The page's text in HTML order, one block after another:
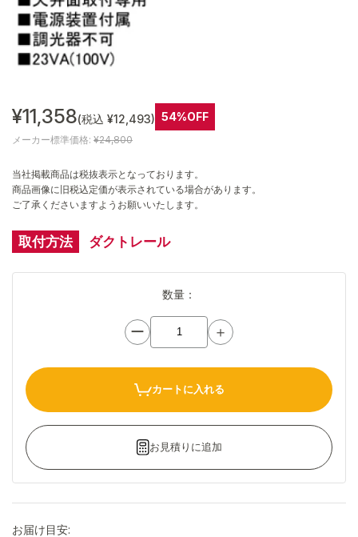
¥11,358(税込 ¥12,493) 54%OFF
メーカー標準価格: ¥24,800
当社掲載商品は税抜表示となっております。
商品画像に旧税込定価が表示されている場合があります。
ご了承くださいますようお願いいたします。
取付方法 ダクトレール
数量：
ー ＋
カートに入れる
お見積りに追加
お届け目安: